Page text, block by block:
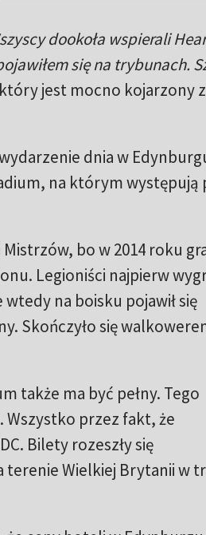
dookoła wspierali
się na trybunach.
jest mocno kojarzony z
dnia w
na którym występują
bo w 2014 roku
Legioniści najpierw
na boisku pojawił się
Skończyło się
także ma być pełny. Tego
Wszystko przez fakt, że
Bilety rozeszły się
Wielkiej Brytanii w